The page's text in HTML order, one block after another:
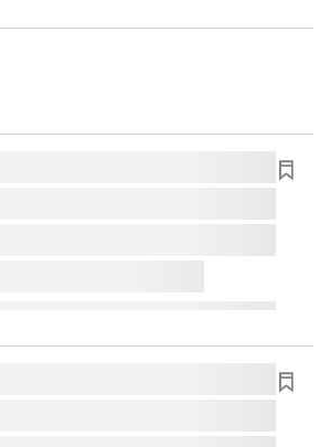
lorem ipsum dolor sit amet ...
lorem ipsum dolor sit amet ...